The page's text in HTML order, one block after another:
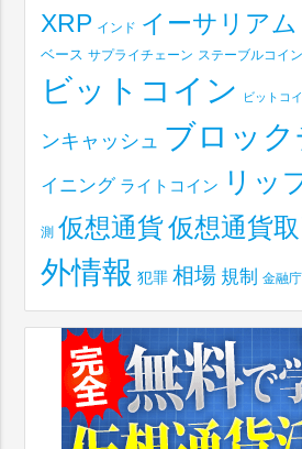
XRP インド イーサリアム
ベース サプライチェーン ステーブルコイン
ビットコイン ビットコ
ンキャッシュ ブロッ
イニング ライトコイン リッ
測 仮想通貨仮想通貨
外情報 犯罪 相場 規制 金融庁